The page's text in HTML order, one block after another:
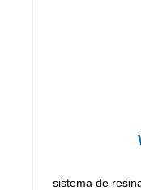
sistema de